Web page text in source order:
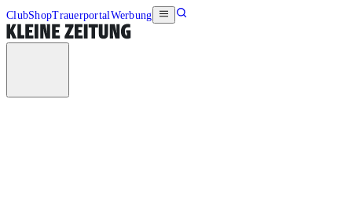
ClubShopTrauerportalWerbung